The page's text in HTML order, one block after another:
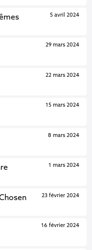
5 avril 2024
29 mars 2024
22 mars 2024
15 mars 2024
8 mars 2024
1 mars 2024
23 février 2024
16 février 2024